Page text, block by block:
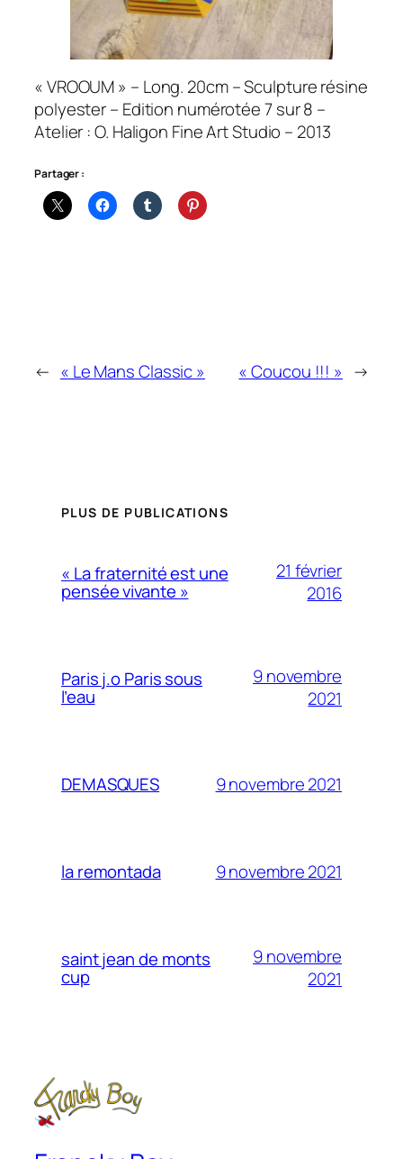
« VROOUM » – Long. 20cm – Sculpture résine
polyester – Edition numérotée 7 sur 8 –
Atelier : O. Haligon Fine Art Studio – 2013
Partager :
← « Le Mans Classic » « Coucou !!! » →
PLUS DE PUBLICATIONS
« La fraternité est une
pensée vivante »
21 février
2016
Paris j.o Paris sous
l’eau
9 novembre
2021
DEMASQUES 9 novembre 2021
la remontada 9 novembre 2021
saint jean de monts
cup
9 novembre
2021